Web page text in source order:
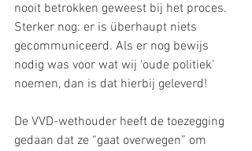
nooit betrokken geweest bij het proces.
Sterker nog: er is überhaupt niets
gecommuniceerd. Als er nog bewijs
nodig was voor wat wij ‘oude politiek’
noemen, dan is dat hierbij geleverd!
De VVD-wethouder heeft de toezegging
gedaan dat ze “gaat overwegen” om